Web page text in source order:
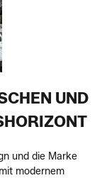
UND
und die Marke
modernem